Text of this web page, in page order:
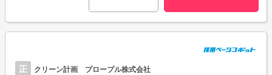
正 クリーン計画 プロープル株式会社